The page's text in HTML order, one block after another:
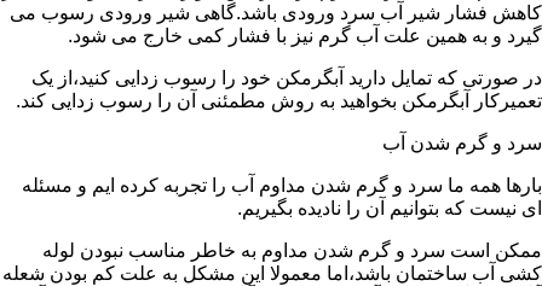
کاهش فشار شیر آب سرد ورودی باشد.گاهی شیر ورودی رسوب می
گیرد و به همین علت آب گرم نیز با فشار کمی خارج می شود.
در صورتی که تمایل دارید آبگرمکن خود را رسوب زدایی کنید،از یک
تعمیرکار آبگرمکن بخواهید به روش مطمئنی آن را رسوب زدایی کند.
سرد و گرم شدن آب
بارها همه ما سرد و گرم شدن مداوم آب را تجربه کرده ایم و مسئله
ای نیست که بتوانیم آن را نادیده بگیریم.
ممکن است سرد و گرم شدن مداوم به خاطر مناسب نبودن لوله
کشی آب ساختمان باشد،اما معمولا این مشکل به علت کم بودن شعله